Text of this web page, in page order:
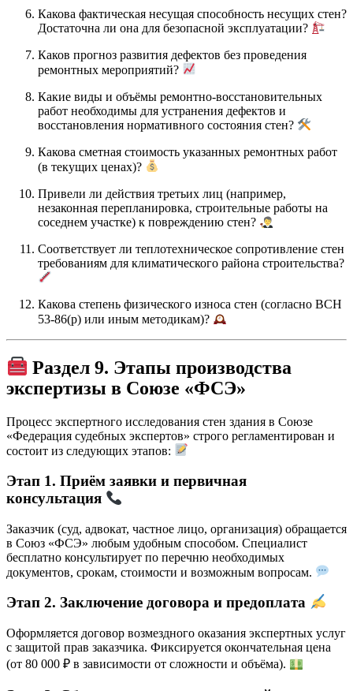
Какова фактическая несущая способность несущих стен?
Достаточна ли она для безопасной эксплуатации?
Каков прогноз развития дефектов без проведения
ремонтных мероприятий?
Какие виды и объёмы ремонтно-восстановительных
работ необходимы для устранения дефектов и
восстановления нормативного состояния стен?
Какова сметная стоимость указанных ремонтных работ
(в текущих ценах)?
Привели ли действия третьих лиц (например,
незаконная перепланировка, строительные работы на
соседнем участке) к повреждению стен?
Соответствует ли теплотехническое сопротивление стен
требованиям для климатического района строительства?
Какова степень физического износа стен (согласно ВСН
53-86(р) или иным методикам)?
Раздел 9. Этапы производства
экспертизы в Союзе «ФСЭ»
Процесс экспертного исследования стен здания в Союзе
«Федерация судебных экспертов» строго регламентирован и
состоит из следующих этапов:
Этап 1. Приём заявки и первичная
консультация
Заказчик (суд, адвокат, частное лицо, организация) обращается
в Союз «ФСЭ» любым удобным способом. Специалист
бесплатно консультирует по перечню необходимых
документов, срокам, стоимости и возможным вопросам.
Этап 2. Заключение договора и предоплата
Оформляется договор возмездного оказания экспертных услуг
с защитой прав заказчика. Фиксируется окончательная цена
(от 80 000 ₽ в зависимости от сложности и объёма).